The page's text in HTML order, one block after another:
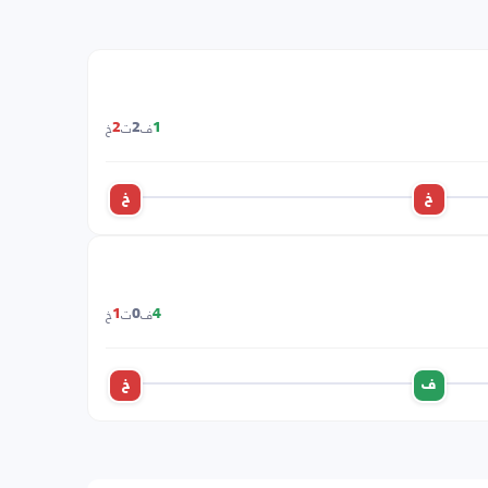
1ف2ت2خ
خ خ
4ف0ت 1خ
ف خ